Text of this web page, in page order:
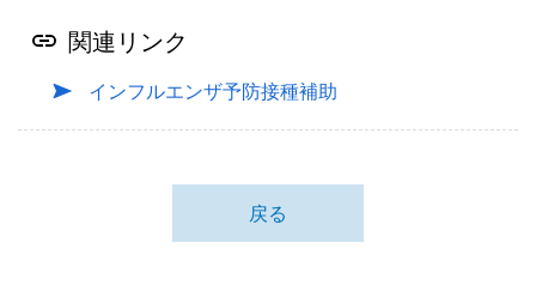
関連リンク
インフルエンザ予防接種補助
戻る